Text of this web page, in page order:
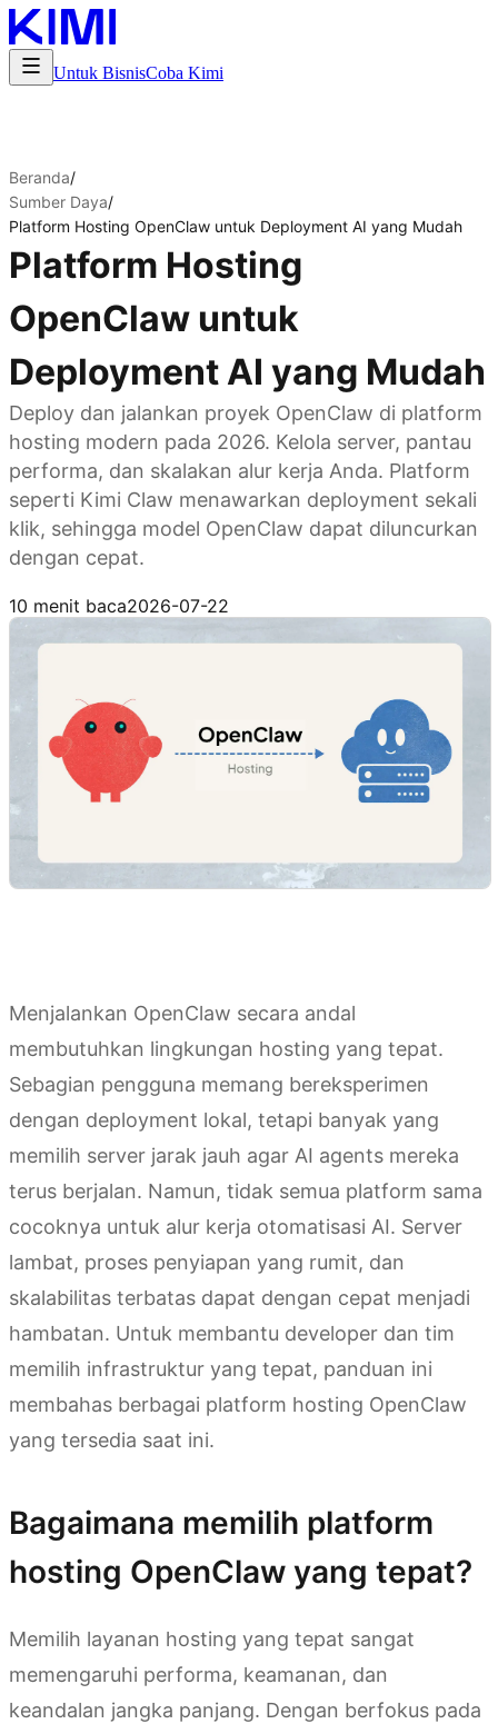
Untuk BisnisCoba Kimi
Beranda/
Sumber Daya/
Platform Hosting OpenClaw untuk Deployment AI yang Mudah
Platform Hosting
OpenClaw untuk
Deployment AI yang Mudah
Deploy dan jalankan proyek OpenClaw di platform
hosting modern pada 2026. Kelola server, pantau
performa, dan skalakan alur kerja Anda. Platform
seperti Kimi Claw menawarkan deployment sekali
klik, sehingga model OpenClaw dapat diluncurkan
dengan cepat.
10 menit baca2026-07-22
Menjalankan OpenClaw secara andal
membutuhkan lingkungan hosting yang tepat.
Sebagian pengguna memang bereksperimen
dengan deployment lokal, tetapi banyak yang
memilih server jarak jauh agar AI agents mereka
terus berjalan. Namun, tidak semua platform sama
cocoknya untuk alur kerja otomatisasi AI. Server
lambat, proses penyiapan yang rumit, dan
skalabilitas terbatas dapat dengan cepat menjadi
hambatan. Untuk membantu developer dan tim
memilih infrastruktur yang tepat, panduan ini
membahas berbagai platform hosting OpenClaw
yang tersedia saat ini.
Bagaimana memilih platform
hosting OpenClaw yang tepat?
Memilih layanan hosting yang tepat sangat
memengaruhi performa, keamanan, dan
keandalan jangka panjang. Dengan berfokus pada